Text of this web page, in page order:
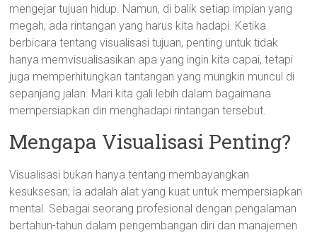
mengejar tujuan hidup. Namun, di balik setiap impian yang
megah, ada rintangan yang harus kita hadapi. Ketika
berbicara tentang visualisasi tujuan, penting untuk tidak
hanya memvisualisasikan apa yang ingin kita capai, tetapi
juga memperhitungkan tantangan yang mungkin muncul di
sepanjang jalan. Mari kita gali lebih dalam bagaimana
mempersiapkan diri menghadapi rintangan tersebut.
Mengapa Visualisasi Penting?
Visualisasi bukan hanya tentang membayangkan
kesuksesan; ia adalah alat yang kuat untuk mempersiapkan
mental. Sebagai seorang profesional dengan pengalaman
bertahun-tahun dalam pengembangan diri dan manajemen